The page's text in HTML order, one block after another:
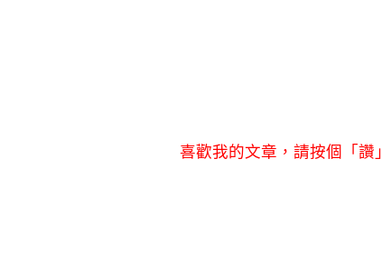
喜歡我的文章，請按個「